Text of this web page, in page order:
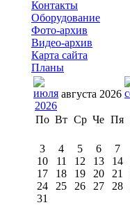
Контакты
Оборудование
Фото-архив
Видео-архив
Карта сайта
Планы
августа 2026
По Вт Ср Че Пя
3
4 5 6 7
10
11 12 13 14
17
18 19 20 21
24
25 26 27 28
31